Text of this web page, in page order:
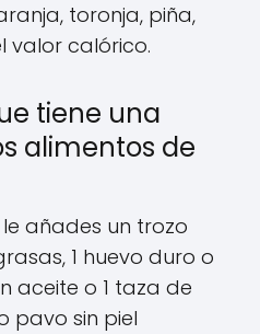
toronja, piña,
valor calórico.
tiene una
alimentos de
añades un trozo
1 huevo duro o
aceite o 1 taza de
pavo sin piel